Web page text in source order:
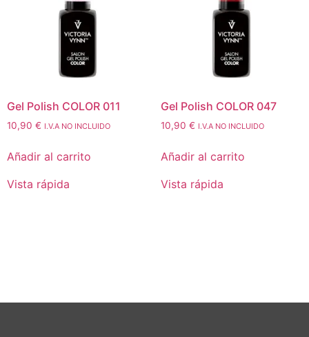
Gel Polish COLOR 011
10,90 € I.V.A NO INCLUIDO
Añadir al carrito
Vista rápida
Gel Polish COLOR 047
10,90 € I.V.A NO INCLUIDO
Añadir al carrito
Vista rápida